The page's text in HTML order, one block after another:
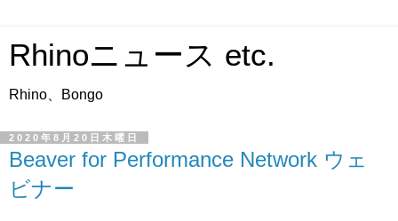
Rhinoニュース etc.
Rhino、Bongo
2020年8月20日木曜日
Beaver for Performance Network ウェ
ビナー